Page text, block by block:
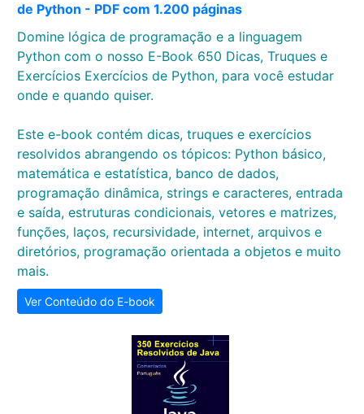
de Python - PDF com 1.200 páginas
Domine lógica de programação e a linguagem
Python com o nosso E-Book 650 Dicas, Truques e
Exercícios Exercícios de Python, para você estudar
onde e quando quiser.
Este e-book contém dicas, truques e exercícios
resolvidos abrangendo os tópicos: Python básico,
matemática e estatística, banco de dados,
programação dinâmica, strings e caracteres, entrada
e saída, estruturas condicionais, vetores e matrizes,
funções, laços, recursividade, internet, arquivos e
diretórios, programação orientada a objetos e muito
mais.
Ver Conteúdo do E-book